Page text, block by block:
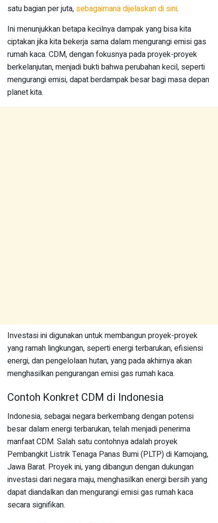
satu bagian per juta, sebagaimana dijelaskan di sini.
Ini menunjukkan betapa kecilnya dampak yang bisa kita
ciptakan jika kita bekerja sama dalam mengurangi emisi gas
rumah kaca. CDM, dengan fokusnya pada proyek-proyek
berkelanjutan, menjadi bukti bahwa perubahan kecil, seperti
mengurangi emisi, dapat berdampak besar bagi masa depan
planet kita.
Investasi ini digunakan untuk membangun proyek-proyek
yang ramah lingkungan, seperti energi terbarukan, efisiensi
energi, dan pengelolaan hutan, yang pada akhirnya akan
menghasilkan pengurangan emisi gas rumah kaca.
Contoh Konkret CDM di Indonesia
Indonesia, sebagai negara berkembang dengan potensi
besar dalam energi terbarukan, telah menjadi penerima
manfaat CDM. Salah satu contohnya adalah proyek
Pembangkit Listrik Tenaga Panas Bumi (PLTP) di Kamojang,
Jawa Barat. Proyek ini, yang dibangun dengan dukungan
investasi dari negara maju, menghasilkan energi bersih yang
dapat diandalkan dan mengurangi emisi gas rumah kaca
secara signifikan.